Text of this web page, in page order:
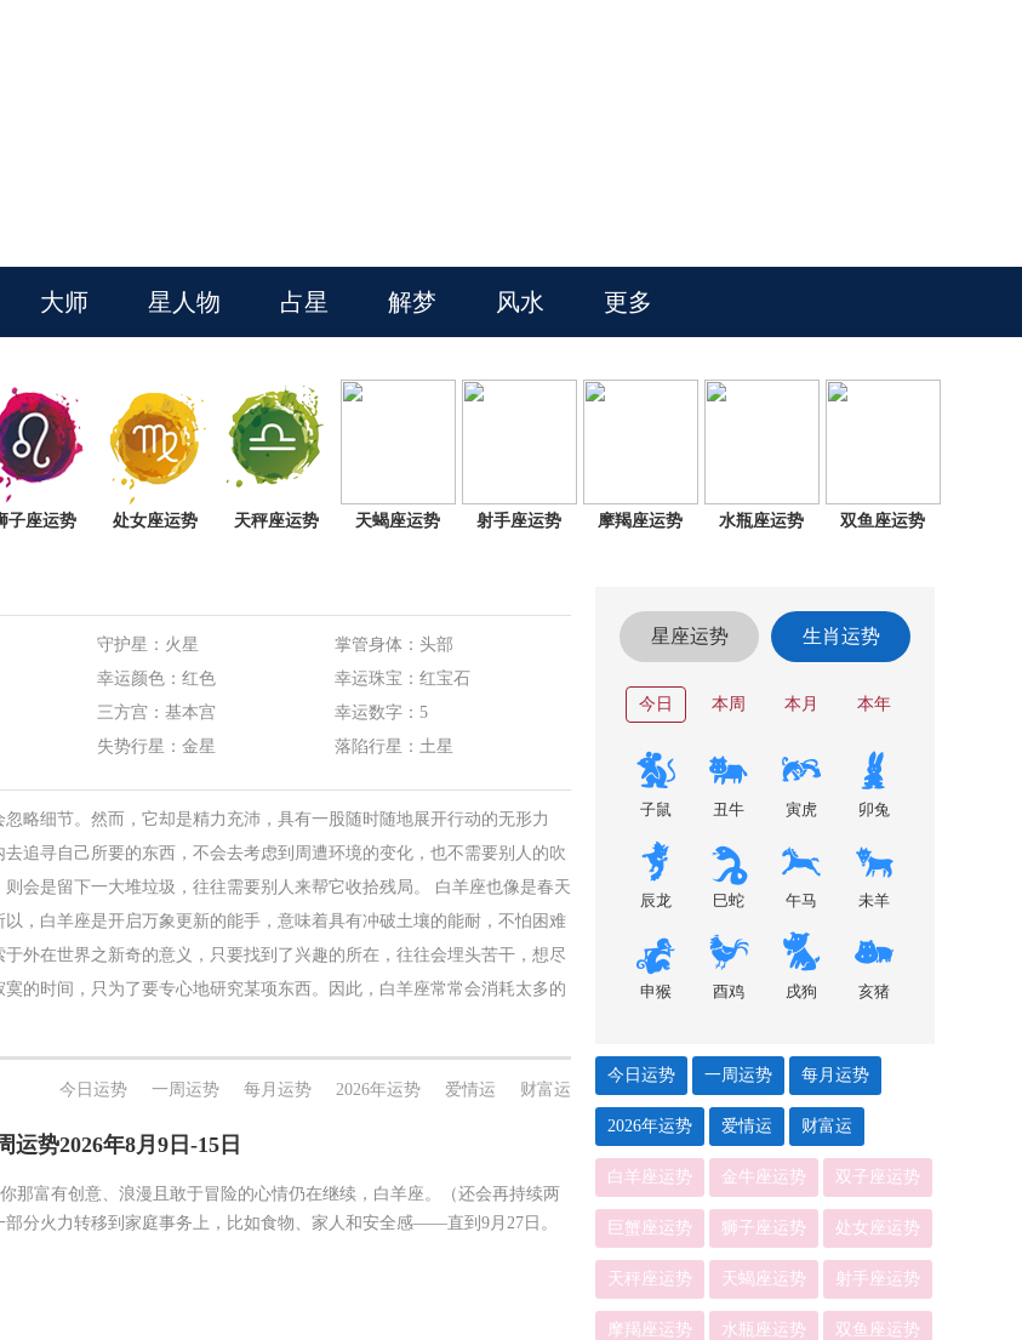
大师 星人物 占星 解梦 风水 更多
子座运势 处女座运势 天秤座运势 天蝎座运势 射手座运势 摩羯座运势 水瓶座运势 双鱼座运势
守护星：火星
幸运颜色：红色
三方宫：基本宫
失势行星：金星
掌管身体：头部
幸运珠宝：红宝石
幸运数字：5
落陷行星：土星
略细节。然而，它却是精力充沛，具有一股随时随地展开行动的无形力
追寻自己所要的东西，不会去考虑到周遭环境的变化，也不需要别人的吹
会是留下一大堆垃圾，往往需要别人来帮它收拾残局。 白羊座也像是春天
，白羊座是开启万象更新的能手，意味着具有冲破土壤的能耐，不怕困难
外在世界之新奇的意义，只要找到了兴趣的所在，往往会埋头苦干，想尽
的时间，只为了要专心地研究某项东西。因此，白羊座常常会消耗太多的
星座运势 生肖运势
今日 本周 本月 本年
子鼠 丑牛 寅虎 卯兔
辰龙 巳蛇 午马 未羊
申猴 酉鸡 戌狗 亥猪
今日运势 一周运势 每月运势 2026年运势 爱情运 财富运
势2026年8月9日-15日
那富有创意、浪漫且敢于冒险的心情仍在继续，白羊座。（还会再持续两
部分火力转移到家庭事务上，比如食物、家人和安全感——直到9月27日。
今日运势 一周运势 每月运势
2026年运势 爱情运 财富运
白羊座运势 金牛座运势 双子座运势
巨蟹座运势 狮子座运势 处女座运势
天秤座运势 天蝎座运势 射手座运势
摩羯座运势 水瓶座运势 双鱼座运势